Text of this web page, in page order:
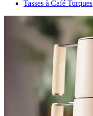
Tasses à Café Turques